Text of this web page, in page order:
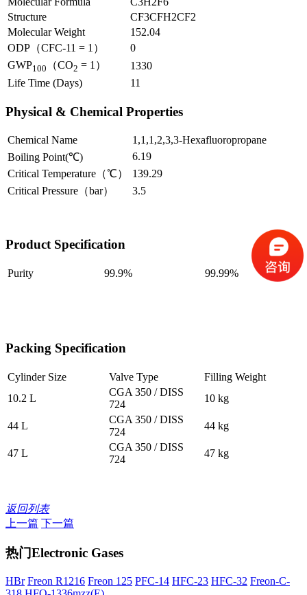
Structure
CF3CFH2CF2
Molecular Weight
152.04
ODP（CFC-11 = 1）
0
GWP100 （CO2 = 1）
1330
Life Time (Days)
11
Physical & Chemical Properties
Chemical Name
1,1,1,2,3,3-Hexafluoropropane
Boiling Point(℃)
6.19
Critical Temperature（℃）
139.29
Critical Pressure（bar）
3.5
Product Specification
Purity 99.9% 99.99%
Packing Specification
Cylinder Size Valve Type
Filling Weight
10.2 L
CGA 350 / DISS
724
10 kg
44 L
CGA 350 / DISS
724
44 kg
47 L
CGA 350 / DISS
724
47 kg
返回列表
上一篇 下一篇
热门Electronic Gases
HBr Freon R1216 Freon 125 PFC-14 HFC-23 HFC-32 Freon-C-